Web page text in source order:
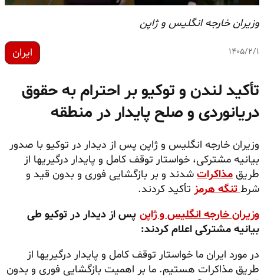
وزیران خارجه انگلیس و ژاپن
۱۴۰۵/۲/۱ ایران
تأکید لندن و توکیو بر احترام به حقوق
دریانوردی و صلح پایدار در منطقه
وزیران خارجه انگلیس و ژاپن پس از دیدار در توکیو با صدور
بیانیه مشترکی، خواستار توقف کامل و پایدار درگیریها از
طریق مذاکرات شدند و بر بازگشایی فوری و بدون قید و
شرطتنگه هرمز تأکید کردند.
وزیران خارجه انگلیس و ژاپن پس از دیدار در توکیو طی
بیانیه مشترکی اعلام کردند:
در مورد ایران ما خواستار توقف کامل و پایدار درگیریها از
طریق مذاکرات هستیم. ما بر اهمیت بازگشایی فوری و بدون